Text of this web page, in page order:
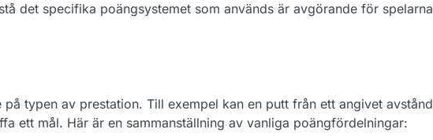
det specifika poängsystemet som används är avgörande för spelarna
typen av prestation. Till exempel kan en putt från ett angivet avstånd
ett mål. Här är en sammanställning av vanliga poängfördelningar: